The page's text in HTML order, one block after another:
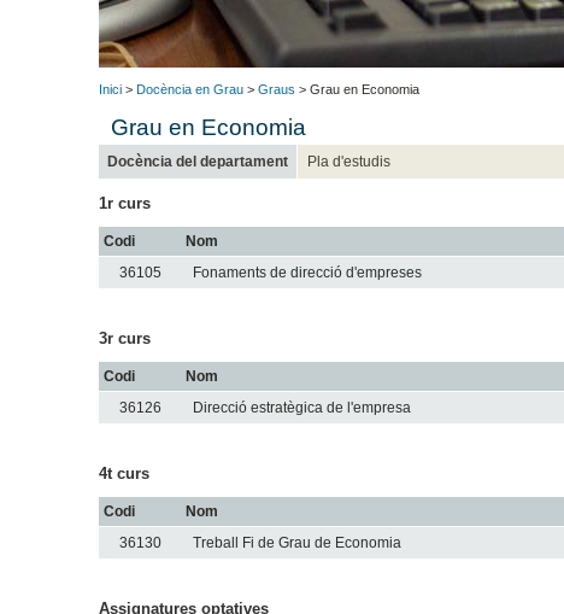
Inici > Docència en Grau > Graus > Grau en Economia
Grau en Economia
Docència del departament Pla d'estudis
1r curs
Codi Nom
36105 Fonaments de direcció d'empreses
3r curs
Codi Nom
36126 Direcció estratègica de l'empresa
4t curs
Codi Nom
36130 Treball Fi de Grau de Economia
Assignatures optatives